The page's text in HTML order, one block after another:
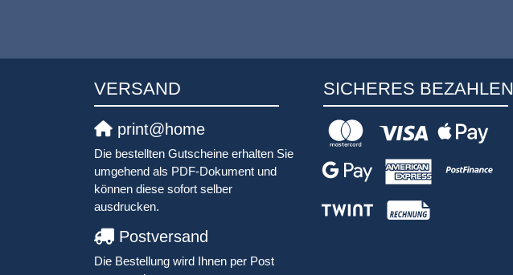
VERSAND
print@home
Die bestellten Gutscheine erhalten Sie
umgehend als PDF-Dokument und
können diese sofort selber
ausdrucken.
Postversand
Die Bestellung wird Ihnen per Post
SICHERES BEZAHLEN